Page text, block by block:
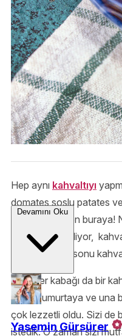
Hep aynı kahvaltıyı
domates soslu patates
sevenler hemen buraya!
arada bir iyi gidiyor,
özellikle hafta sonu
Bu sefer kabağı da bir
katıp, yumurtaya ve una
çok lezzetli oldu. Sizi de
istedik. O zaman sizi
Devamını Oku
Yasemin Gürsürer